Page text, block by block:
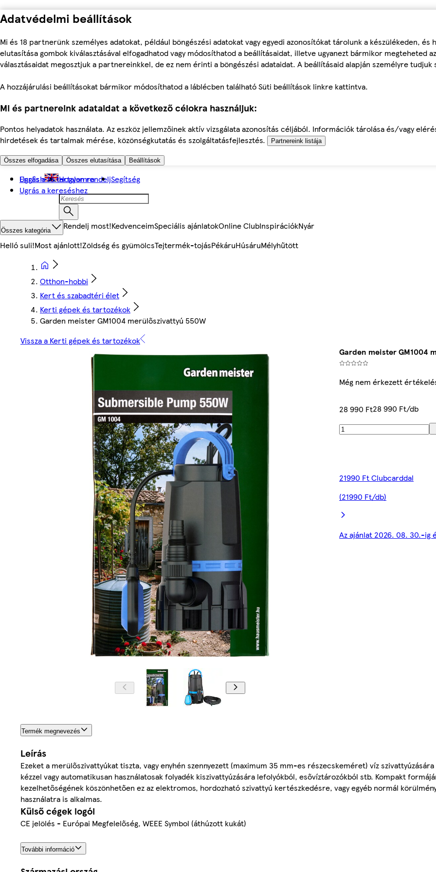
Adatvédelmi beállítások
Mi és 18 partnerünk személyes adatokat, például böngészési adatokat vagy egyedi azonosítókat tárolunk a készülékeden, és
elutasítása gombok kiválasztásával elfogadhatod vagy módosíthatod a beállításaidat, illetve ugyanezt bármikor megteheted az
választásaidat megosztjuk a partnereinkkel, de ez nem érinti a böngészési adataidat. A beállításaid alapján személyre tudjuk
A hozzájárulási beállításokat bármikor módosíthatod a láblécben található Süti beállítások linkre kattintva.
Mi és partnereink adataidat a következő célokra használjuk:
Pontos helyadatok használata. Az eszköz jellemzőinek aktív vizsgálata azonosítás céljából. Információk tárolása és/vagy
hirdetések és tartalmak mérése, közönségkutatás és szolgáltatásfejlesztés.
Partnereink listája
Összes elfogadása Összes elutasítása Beállítások
Ugrás a fő tartalomra
Ugrás a kereséshez
English Hogyan rendeljSegítség
Összes kategória Rendelj most!KedvenceimSpeciális ajánlatokOnline ClubInspirációkNyár
Helló suli!Most ajánlott!Zöldség és gyümölcsTejtermék-tojásPékáruHúsáruMélyhűtött
Otthon-hobbi
Kert és szabadtéri élet
Kerti gépek és tartozékok
Garden meister GM1004 merülőszivattyú 550W
Vissza a Kerti gépek és tartozékok
Garden meister GM1004
Még nem érkezett
28 990 Ft28 990 Ft/db
21990 Ft Clubcarddal
(21990 Ft/db)
Az ajánlat 2026. 08. 30.-ig
Termék megnevezés
Leírás
Ezeket a merülőszivattyúkat tiszta, vagy enyhén szennyezett (maximum 35 mm-es részecskeméret) víz
kézzel vagy automatikusan használatosak folyadék kiszivattyúzására lefolyókból, esővíztározókból stb. Kompakt
kezelhetőségének köszönhetően ez az elektromos, hordozható szivattyú kertészkedésre, vagy egyéb normál
használatra is alkalmas.
Külső cégek logói
CE jelölés - Európai Megfelelőség, WEEE Symbol (áthúzott kukát)
További információ